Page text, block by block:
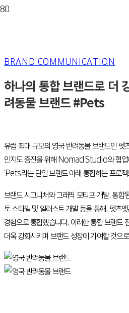
BRAND COMMUNICATION
하나의 통합 브랜드로 더
려동물 브랜드 #Pets
유럽 최대 규모의 영국 반려동물 브랜드인
인지도 증진을 위해 Nomad Studio와 협업
‘Pets’라는 단일 브랜드 아래 통합하는 프로
브랜드 시그니처와 그래픽 모티프 개발, 통합
토 스타일 및 일러스트 개발 등을 통해, 펫츠
경험으로 통합했습니다. 이러한 통합 브랜드
더욱 강화시키며 브랜드 성장에 기여할 것으